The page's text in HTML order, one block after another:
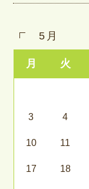
月 火
5月
3 4
10 11
17 18